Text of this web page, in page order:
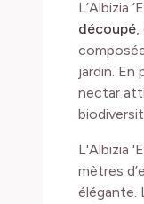
L’Albizia
découpé,
jardin. En
nectar
L'Albizia
mètres
élégante.